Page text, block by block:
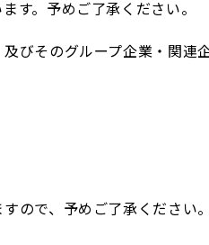
す。予めご了承ください。
びそのグループ企業・関連
ので、予めご了承ください